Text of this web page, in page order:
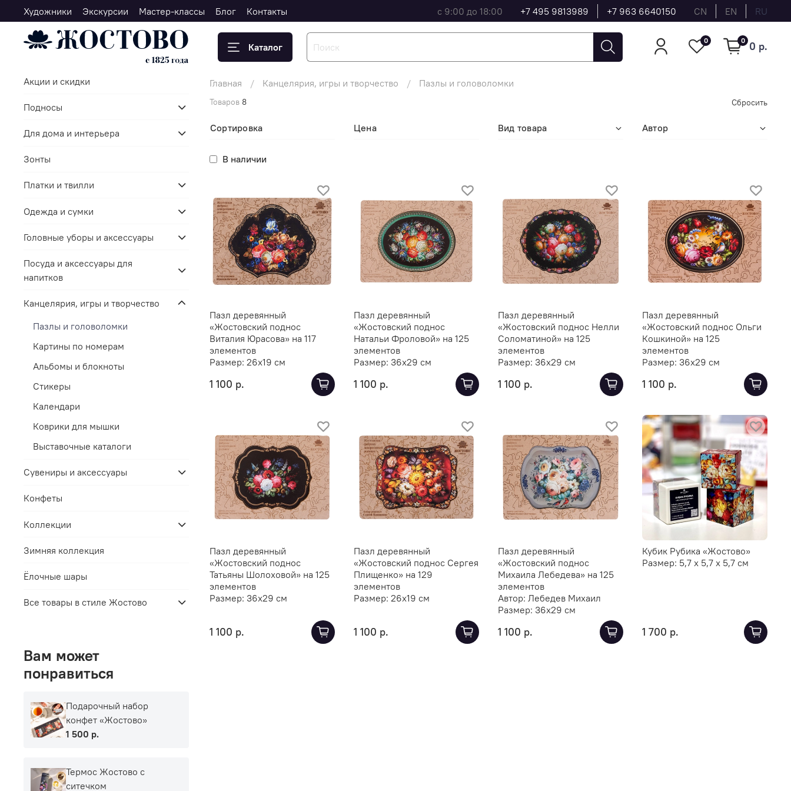
Художники Экскурсии Мастер-классы Блог Контакты с 9:00 до 18:00 +7 495 9813989 +7 963 6640150 CN EN RU
Каталог
0 0 0 р.
Главная Канцелярия, игры и творчество Пазлы и головоломки
Товаров 8 Сбросить
Сортировка Цена Вид товара Автор
В наличии
Пазл деревянный
«Жостовский поднос
Виталия Юрасова» на 117
элементов
Размер: 26х19 см
1 100 р.
Пазл деревянный
«Жостовский поднос
Натальи Фроловой» на 125
элементов
Размер: 36х29 см
1 100 р.
Пазл деревянный
«Жостовский поднос Нелли
Соломатиной» на 125
элементов
Размер: 36х29 см
1 100 р.
Пазл деревянный
«Жостовский поднос Ольги
Кошкиной» на 125
элементов
Размер: 36х29 см
1 100 р.
Пазл деревянный
«Жостовский поднос
Татьяны Шолоховой» на 125
элементов
Размер: 36х29 см
1 100 р.
Пазл деревянный
«Жостовский поднос Сергея
Плищенко» на 129
элементов
Размер: 26х19 см
1 100 р.
Пазл деревянный
«Жостовский поднос
Михаила Лебедева» на 125
элементов
Автор: Лебедев Михаил
Размер: 36х29 см
1 100 р.
Кубик Рубика «Жостово»
Размер: 5,7 х 5,7 х 5,7 см
1 700 р.
Акции и скидки
Подносы
Для дома и интерьера
Зонты
Платки и твилли
Одежда и сумки
Головные уборы и аксессуары
Посуда и аксессуары для
напитков
Канцелярия, игры и творчество
Пазлы и головоломки
Картины по номерам
Альбомы и блокноты
Стикеры
Календари
Коврики для мышки
Выставочные каталоги
Сувениры и аксессуары
Конфеты
Коллекции
Зимняя коллекция
Ёлочные шары
Все товары в стиле Жостово
Вам может
понравиться
Подарочный набор
конфет «Жостово»
1 500 р.
Термос Жостово с
ситечком